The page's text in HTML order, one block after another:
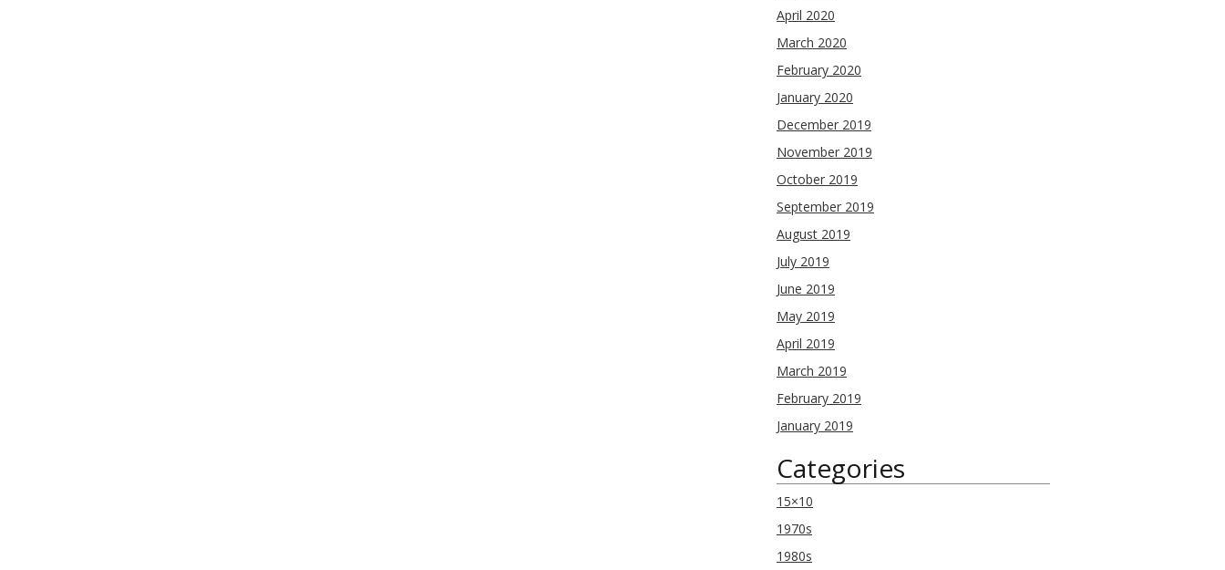
April 2020
March 2020
February 2020
January 2020
December 2019
November 2019
October 2019
September 2019
August 2019
July 2019
June 2019
May 2019
April 2019
March 2019
February 2019
January 2019
Categories
15×10
1970s
1980s